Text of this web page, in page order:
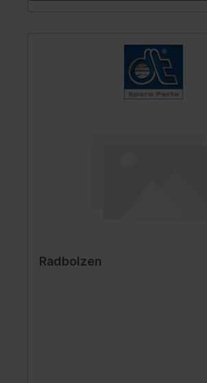
Radbolzen